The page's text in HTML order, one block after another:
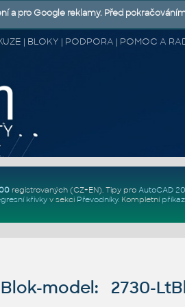
| BLOKY | PODPORA | POMOC A
registrovaných (CZ+EN). Tipy pro AutoCAD
křivkyv sekci Převodníky. Kompletní
Blok-model: 2730-
a pro Google reklamy. Před